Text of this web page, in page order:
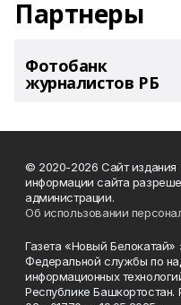
Партнеры
Фотобанк
журналистов РБ
© 2020-2026 Сайт издания
информации сайта
администрации.
Об использовании
Газета «Новый Белокатай»
Федеральной службы по
информационных
Республике